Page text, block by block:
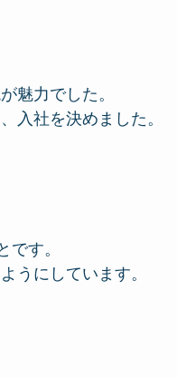
魅力でした。
入社を決めました。
です。
うにしています。